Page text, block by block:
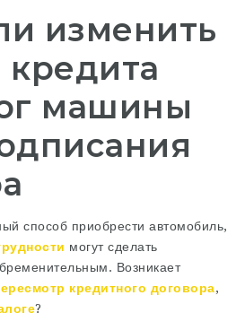
изменить
кредита
машины
способ приобрести автомобиль‚
могут сделать
Возникает
кредитного договора‚
?